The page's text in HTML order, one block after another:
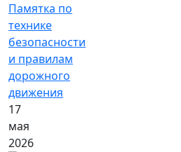
Памятка по
технике
безопасности
и правилам
дорожного
движения
17
мая
2026